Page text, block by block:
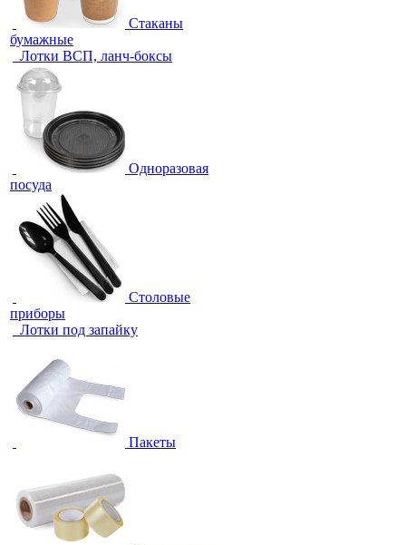
Стаканы
бумажные
Лотки ВСП, ланч-боксы
Одноразовая
посуда
Столовые
приборы
Лотки под запайку
Пакеты